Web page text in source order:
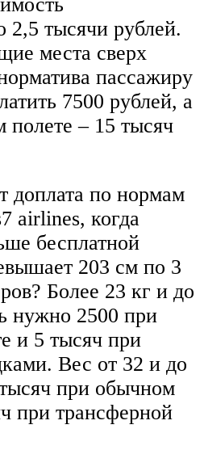
2,5 тысячи рублей.
места сверх
пассажиру
7500 рублей, а
полете – 15 тысяч
доплата по нормам
airlines, когда
бесплатной
203 см по 3
Более 23 кг и до
нужно 2500 при
и 5 тысяч при
Вес от 32 и до
при обычном
при трансферной